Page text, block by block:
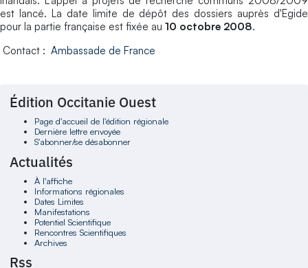
est lancé. La date limite de dépôt des dossiers auprès d'Egide
pour la partie française est fixée au 10 octobre 2008.
Contact : Ambassade de France
Édition Occitanie Ouest
Page d'accueil de l'édition régionale
Dernière lettre envoyée
S'abonner/se désabonner
Actualités
À l'affiche
Informations régionales
Dates Limites
Manifestations
Potentiel Scientifique
Rencontres Scientifiques
Archives
Rss